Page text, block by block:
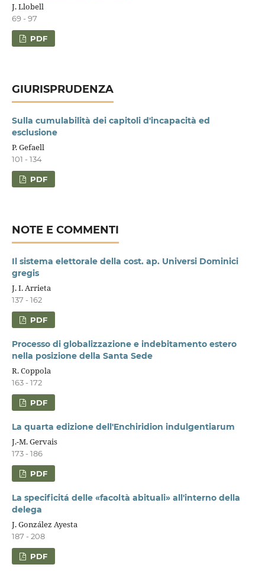
J. Llobell
69 - 97
PDF
GIURISPRUDENZA
Sulla cumulabilità dei capitoli d'incapacità ed
esclusione
P. Gefaell
101 - 134
PDF
NOTE E COMMENTI
Il sistema elettorale della cost. ap. Universi Dominici
gregis
J. I. Arrieta
137 - 162
PDF
Processo di globalizzazione e indebitamento estero
nella posizione della Santa Sede
R. Coppola
163 - 172
PDF
La quarta edizione dell'Enchiridion indulgentiarum
J.-M. Gervais
173 - 186
PDF
La specificitá delle «facoltà abituali» all'interno della
delega
J. González Ayesta
187 - 208
PDF